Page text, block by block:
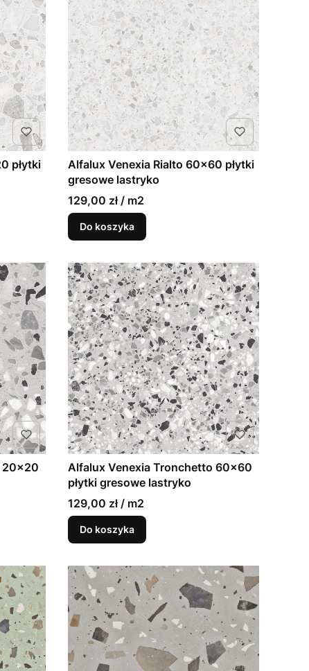
płytki
Alfalux Venexia Rialto 60x60 płytki
gresowe lastryko
129,00 zł / m2
Do koszyka
20x20
Alfalux Venexia Tronchetto 60x60
płytki gresowe lastryko
129,00 zł / m2
Do koszyka